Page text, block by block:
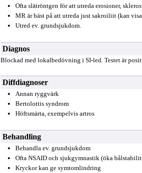
Ofta slätröntgen för att utreda erosioner, skleros
MR är bäst på att utreda just sakroiliit (kan visa
Utred ev. grundsjukdom.
Diagnos
Blockad med lokalbedövning i SI-led. Testet är
Diffdiagnoser
Annan ryggvärk
Bertolottis syndrom
Höftsmärta, exempelvis artros
Behandling
Behandla ev. grundsjukdom
Ofta NSAID och sjukgymnastik (öka
Kryckor kan ge symtomlindring